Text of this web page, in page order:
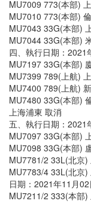
MU7009 773(本部)
MU7010 773(本部)
MU7043 33G(本部)
MU7044 33G(本部)
四、執行日期：2021
MU7197 33G(本部)
MU7399 789(上航)
MU7400 789(上航)
MU7480 33G(本部)
上海浦東 取消
五、執行日期：2021
MU7097 33G(本部)
MU7098 33G(本部)
MU7781/2 33L(北京
MU7783/4 33L(北京
日期：2021年11月02
MU7211/2 333(本部